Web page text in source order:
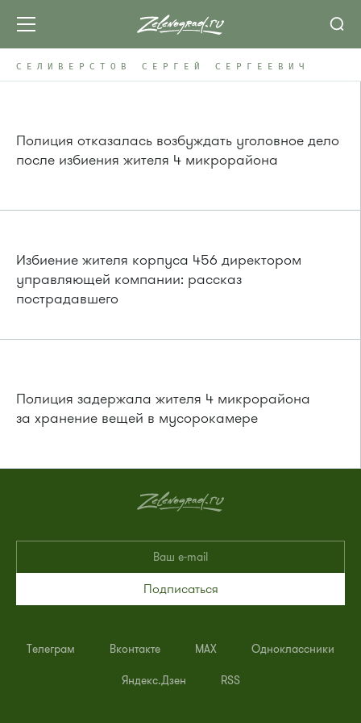
СЕЛИВЕРСТОВ СЕРГЕЙ СЕРГЕЕВИЧ
Полиция отказалась возбуждать уголовное дело
после избиения жителя 4 микрорайона
Избиение жителя корпуса 456 директором
управляющей компании: рассказ
пострадавшего
Полиция задержала жителя 4 микрорайона
за хранение вещей в мусорокамере
Подписаться
Телеграм Вконтакте MAX Одноклассники
Яндекс.Дзен RSS